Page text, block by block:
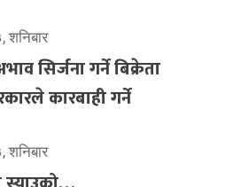
सिर्जना गर्ने बिक्रेता
कारबाही गर्ने